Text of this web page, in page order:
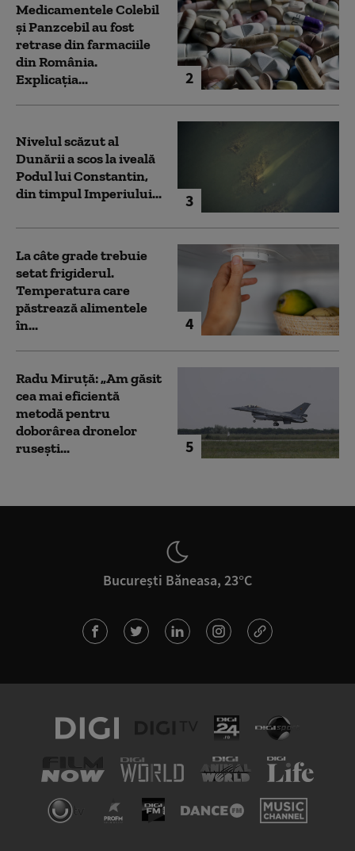
2
Medicamentele Colebil
și Panzcebil au fost
retrase din farmaciile
din România.
Explicația...
3
Nivelul scăzut al
Dunării a scos la iveală
Podul lui Constantin,
din timpul Imperiului...
4
La câte grade trebuie
setat frigiderul.
Temperatura care
păstrează alimentele
în...
5
Radu Miruță: „Am găsit
cea mai eficientă
metodă pentru
doborârea dronelor
rusești...
București Băneasa, 23°C